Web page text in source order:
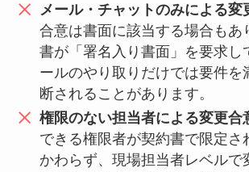
メール・チャットのみによる変
合意は書面に該当する場合もあ
書が「署名入り書面」を要求し
ールのやり取りだけでは要件を
断されることがあります。
権限のない担当者による変更合
できる権限者が契約書で限定さ
かわらず、現場担当者レベルで